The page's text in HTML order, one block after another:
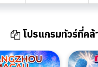
โปรแกรมทัวร์ที่คล้